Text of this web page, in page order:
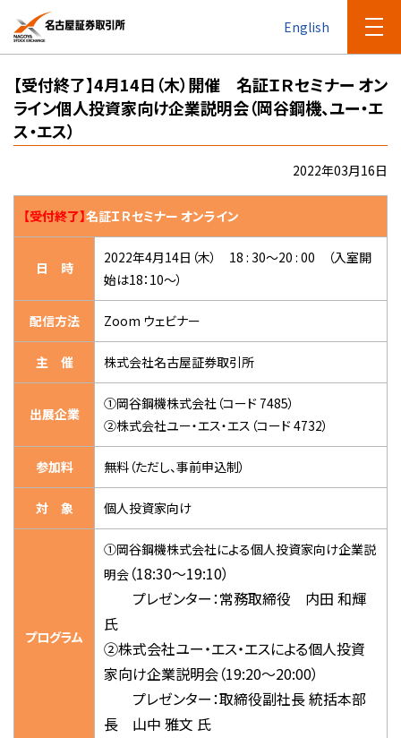
English
【受付終了】4月14日（木）開催 名証ＩＲセミナー オン
ライン個人投資家向け企業説明会（岡谷鋼機、ユー・エ
ス・エス）
2022年03月16日
【受付終了】名証ＩＲセミナー オンライン
日 時
2022年4月14日（木） 18 : 30～20 : 00 （入室開
始は18：10～）
配信方法 Zoom ウェビナー
主 催 株式会社名古屋証券取引所
出展企業
①岡谷鋼機株式会社（コード 7485）
②株式会社ユー・エス・エス（コード 4732）
参加料 無料（ただし、事前申込制）
対 象 個人投資家向け
プログラム
①岡谷鋼機株式会社による個人投資家向け企業説
明会 （18:30～19:10）
プレゼンター：常務取締役 内田 和輝
氏
②株式会社ユー・エス・エスによる個人投資
家向け企業説明会（19:20～20:00）
プレゼンター：取締役副社長 統括本部
長 山中 雅文 氏